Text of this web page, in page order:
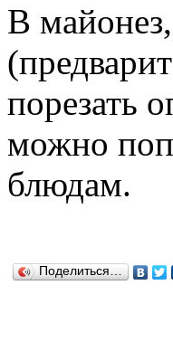
В
порезать
можно
блюдам.
Поделиться…